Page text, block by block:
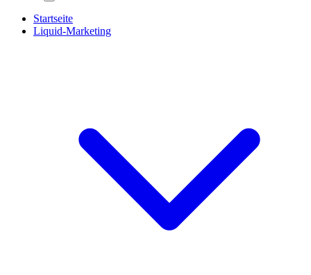
Startseite
Liquid-Marketing